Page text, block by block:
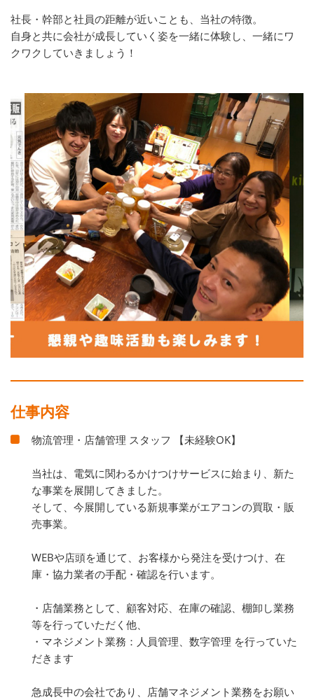
社長・幹部と社員の距離が近いことも、当社の特徴。
自身と共に会社が成長していく姿を一緒に体験し、一緒にワ
クワクしていきましょう！
仕事内容
物流管理・店舗管理 スタッフ 【未経験OK】
当社は、電気に関わるかけつけサービスに始まり、新た
な事業を展開してきました。
そして、今展開している新規事業がエアコンの買取・販
売事業。
WEBや店頭を通じて、お客様から発注を受けつけ、在
庫・協力業者の手配・確認を行います。
・店舗業務として、顧客対応、在庫の確認、棚卸し業務
等を行っていただく他、
・マネジメント業務：人員管理、数字管理 を行っていた
だきます
急成長中の会社であり、店舗マネジメント業務をお願い